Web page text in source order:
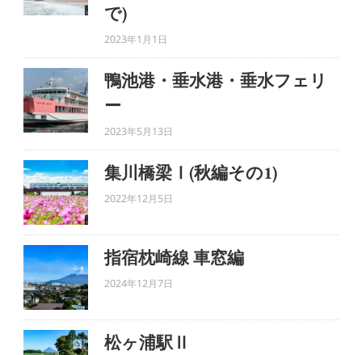
で)
2023年1月1日
鴨池港・垂水港・垂水フェリ
ー
2023年5月13日
集川橋梁Ⅰ(秋編その1)
2022年12月5日
指宿枕崎線 車窓編
2024年12月7日
松ヶ浦駅Ⅱ